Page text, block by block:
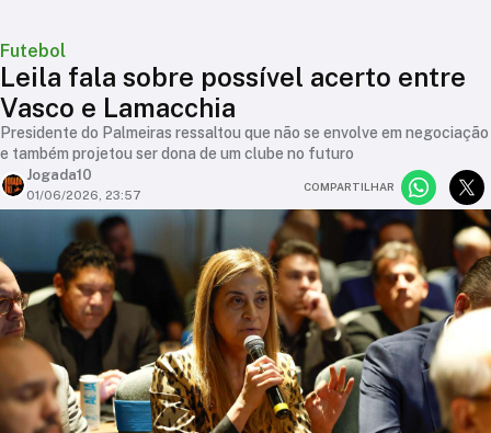
Futebol
Leila fala sobre possível acerto entre
Vasco e Lamacchia
Presidente do Palmeiras ressaltou que não se envolve em negociação
e também projetou ser dona de um clube no futuro
Jogada10
01/06/2026, 23:57
COMPARTILHAR